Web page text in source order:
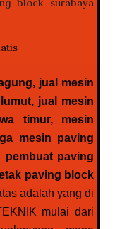
jual mesin
jual mesin
timur, mesin
mesin paving
pembuat paving
paving block
adalah yang di
mulai dari